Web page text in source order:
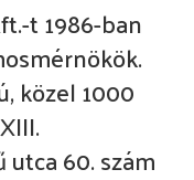
t 1986-ban
közel 1000
60. szám